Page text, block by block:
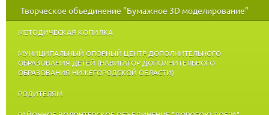
Творческое объединение "Бумажное 3D моделирование"
МЕТОДИЧЕСКАЯ КОПИЛКА
МУНИЦИПАЛЬНЫЙ ОПОРНЫЙ ЦЕНТР ДОПОЛНИТЕЛЬНОГО
ОБРАЗОВАНИЯ ДЕТЕЙ (НАВИГАТОР ДОПОЛНИТЕЛЬНОГО
ОБРАЗОВАНИЯ НИЖЕГОРОДСКОЙ ОБЛАСТИ)
РОДИТЕЛЯМ